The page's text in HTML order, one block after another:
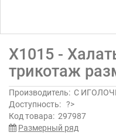
Х1015 -
трикотаж
Производитель: С
Доступность: ?>
Код товара: 297987
Размерный ряд